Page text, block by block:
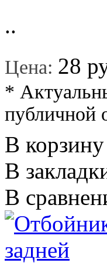
..
Цена: 28
*
публичной
В корзину
В
В